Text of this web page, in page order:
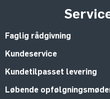
Faglig rådgivning
Kundeservice
Kundetilpasset levering
Løbende